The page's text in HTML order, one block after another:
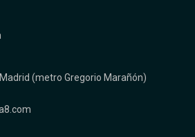
(metro Gregorio Marañón)